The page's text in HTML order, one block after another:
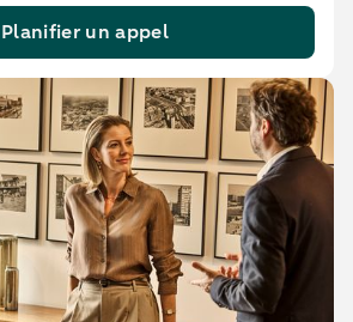
Planifier un appel